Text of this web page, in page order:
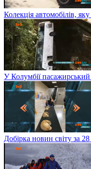
Колекція автомобілів,
У Колумбії пасажирський
Добірка новин світу за